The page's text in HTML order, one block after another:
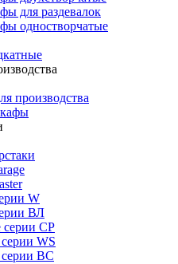
для раздевалок
одностворчатые
производства
W
ВЛ
СР
WS
серии ВС